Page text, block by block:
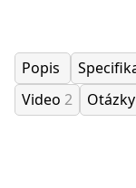
Popis
Video 2